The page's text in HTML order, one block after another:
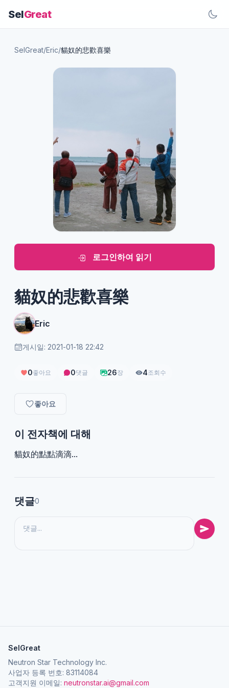
SelGreat
SelGreat/Eric/貓奴的悲歡喜樂
로그인하여 읽기
貓奴的悲歡喜樂
Eric
게시일: 2021-01-18 22:42
0좋아요 0댓글 26장 4조회수
좋아요
이 전자책에 대해
貓奴的點點滴滴...
댓글0
SelGreat
Neutron Star Technology Inc.
사업자 등록 번호: 83114084
고객지원 이메일: neutronstar.ai@gmail.com